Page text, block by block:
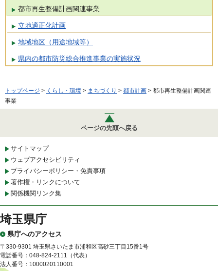
都市再生整備計画関連事業
立地適正化計画
地域地区（用途地域等）
県内の都市防災総合推進事業の実施状況
トップページ > くらし・環境 > まちづくり > 都市計画 > 都市再生整備計画関連
事業
ページの先頭へ戻る
サイトマップ
ウェブアクセシビリティ
プライバシーポリシー・免責事項
著作権・リンクについて
関係機関リンク集
埼玉県庁
県庁へのアクセス
〒330-9301 埼玉県さいたま市浦和区高砂三丁目15番1号
電話番号：048-824-2111（代表）
法人番号：1000020110001